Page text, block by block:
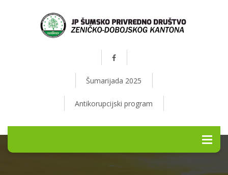
Šumarijada 2025
Antikorupcijski program